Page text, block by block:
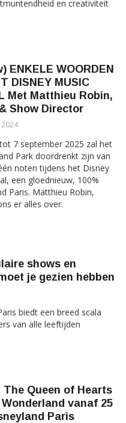
en creativiteit
ENKELE WOORDEN
DISNEY MUSIC
Met Matthieu Robin,
Show Director
7 september 2025 zal het
Park doordrenkt zijn van
noten tijdens het Disney
een gloednieuw, 100%
Paris. Matthieu Robin,
er alles over.
shows en
je gezien hebben
biedt een breed scala
van alle leeftijden
The Queen of Hearts
vanaf 25
Paris